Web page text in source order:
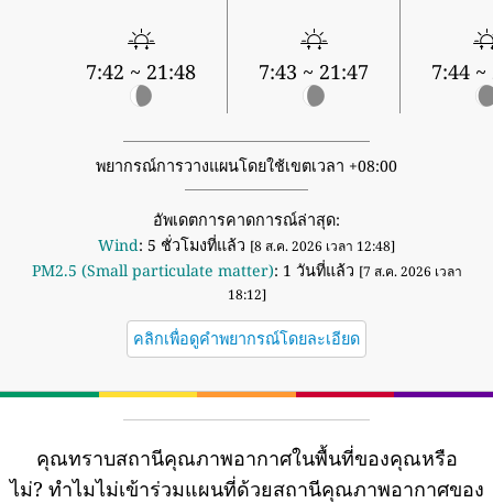
7:42 ~ 21:48 7:43 ~ 21:47 7:44 ~
พยากรณ์การวางแผนโดยใช้เขตเวลา +08:00
อัพเดตการคาดการณ์ล่าสุด:
Wind: 5 ชั่วโมงที่แล้ว [8 ส.ค. 2026 เวลา 12:48]
PM2.5 (Small particulate matter): 1 วันที่แล้ว [7 ส.ค. 2026 เวลา
18:12]
คลิกเพื่อดูคำพยากรณ์โดยละเอียด
คุณทราบสถานีคุณภาพอากาศในพื้นที่ของคุณหรือ
ไม่? ทำไมไม่เข้าร่วมแผนที่ด้วยสถานีคุณภาพอากาศของ